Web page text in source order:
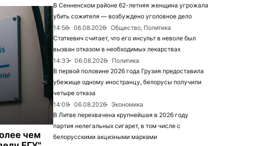
чем
В Сенненском районе 62-летняя женщина угрожала
убить сожителя — возбуждено уголовное дело
14:56
06.08.2026
Общество, Политика
Статкевич считает, что его инсульт в неволе был
вызван отказом в необходимых лекарствах
14:33
06.08.2026
Политика
В первой половине 2026 года Грузия предоставила
убежище одному иностранцу, белорусы получили
четыре отказа
14:09
06.08.2026
Экономика
В Литве перехвачена крупнейшая в 2026 году
партия нелегальных сигарет, в том числе с
белорусскими акцизными марками